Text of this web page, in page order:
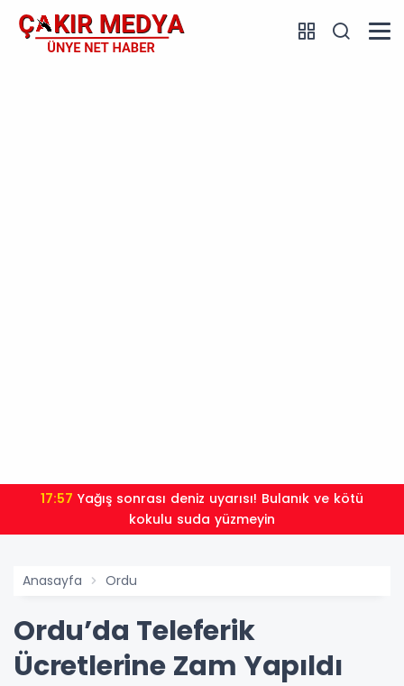
17:57
kokulu suda yüzmeyin
Anasayfa Ordu
Ordu’da Teleferik
Ücretlerine Zam Yapıldı